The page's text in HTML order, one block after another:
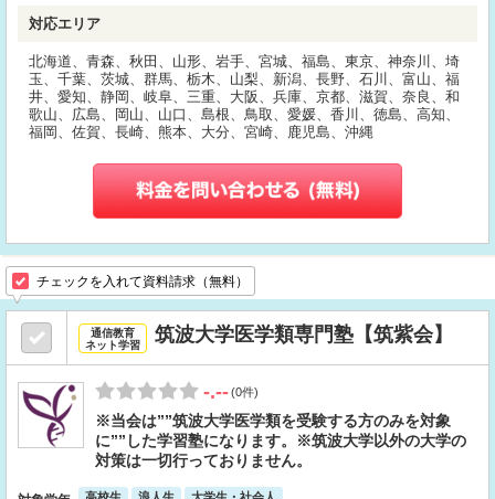
対応エリア
北海道、青森、秋田、山形、岩手、宮城、福島、東京、神奈川、埼
玉、千葉、茨城、群馬、栃木、山梨、新潟、長野、石川、富山、福
井、愛知、静岡、岐阜、三重、大阪、兵庫、京都、滋賀、奈良、和
歌山、広島、岡山、山口、島根、鳥取、愛媛、香川、徳島、高知、
福岡、佐賀、長崎、熊本、大分、宮崎、鹿児島、沖縄
チェックを入れて資料請求（無料）
通信教育
ネット学習
筑波大学医学類専門塾【筑紫会】
-.--(0件)
※当会は””筑波大学医学類を受験する方のみを対象
に””した学習塾になります。※筑波大学以外の大学の
対策は一切行っておりません。